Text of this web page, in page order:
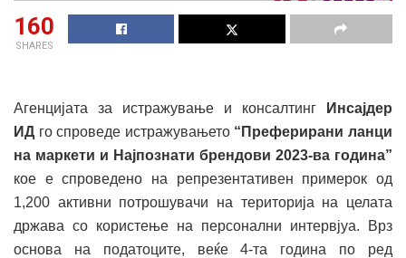
160
SHARES
Агенцијата за истражување и консалтинг
Инсајдер
ИД го спроведе истражувањето “Преферирани ланци
на маркети и Најпознати брендови 2023-ва година”
кое е спроведено на репрезентативен примерок од
1,200 активни потрошувачи на територија на целата
држава со користење на персонални интервјуа. Врз
основа на податоците, веќе 4-та година по ред